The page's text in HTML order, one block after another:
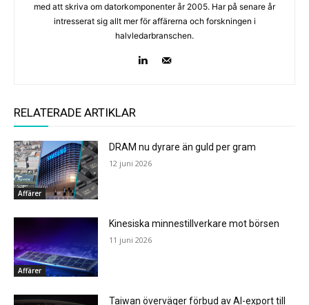
med att skriva om datorkomponenter år 2005. Har på senare år
intresserat sig allt mer för affärerna och forskningen i
halvledarbranschen.
RELATERADE ARTIKLAR
Affärer
DRAM nu dyrare än guld per gram
12 juni 2026
Affärer
Kinesiska minnestillverkare mot börsen
11 juni 2026
Taiwan överväger förbud av AI-export till